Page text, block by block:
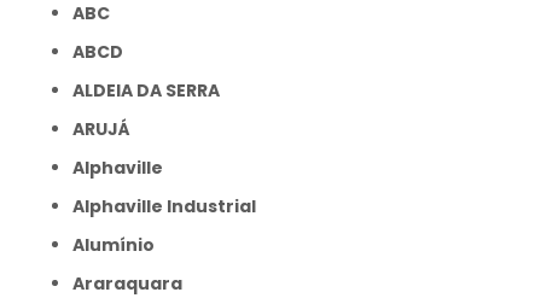
ABC
ABCD
ALDEIA DA SERRA
ARUJÁ
Alphaville
Alphaville Industrial
Alumínio
Araraquara